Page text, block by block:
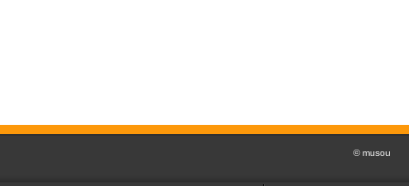
© musou